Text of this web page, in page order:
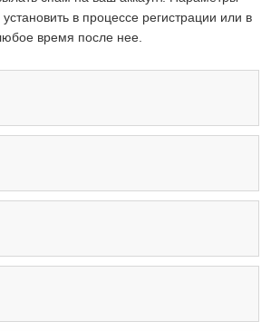
в процессе регистрации или в
время после нее.